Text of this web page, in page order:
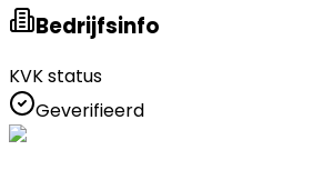
Bedrijfsinfo
KVK status
Geverifieerd